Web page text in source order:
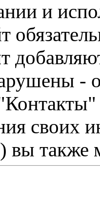
и
-
своих
вы также